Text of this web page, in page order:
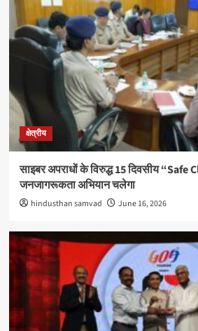
क्षेत्रीय
साइबर अपराधों के विरुद्ध 15 दिवसीय “Safe
जनजागरूकता अभियान चलेगा
hindusthan samvad June 16, 2026